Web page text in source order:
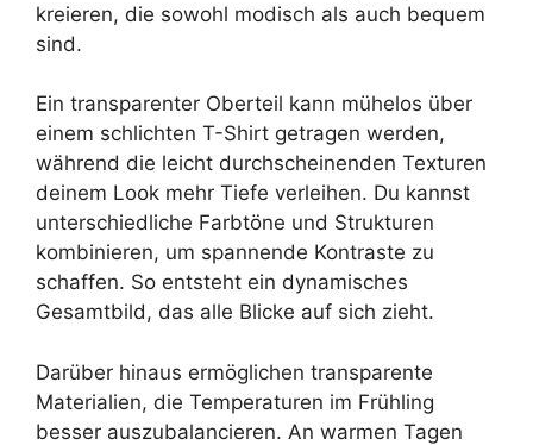
kreieren, die sowohl modisch als auch bequem
sind.
Ein transparenter Oberteil kann mühelos über
einem schlichten T-Shirt getragen werden,
während die leicht durchscheinenden Texturen
deinem Look mehr Tiefe verleihen. Du kannst
unterschiedliche Farbtöne und Strukturen
kombinieren, um spannende Kontraste zu
schaffen. So entsteht ein dynamisches
Gesamtbild, das alle Blicke auf sich zieht.
Darüber hinaus ermöglichen transparente
Materialien, die Temperaturen im Frühling
besser auszubalancieren. An warmen Tagen